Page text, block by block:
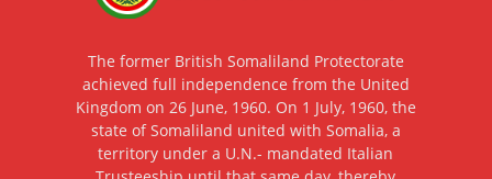
The former British Somaliland Protectorate
achieved full independence from the United
Kingdom on 26 June, 1960. On 1 July, 1960, the
state of Somaliland united with Somalia, a
territory under a U.N.- mandated Italian